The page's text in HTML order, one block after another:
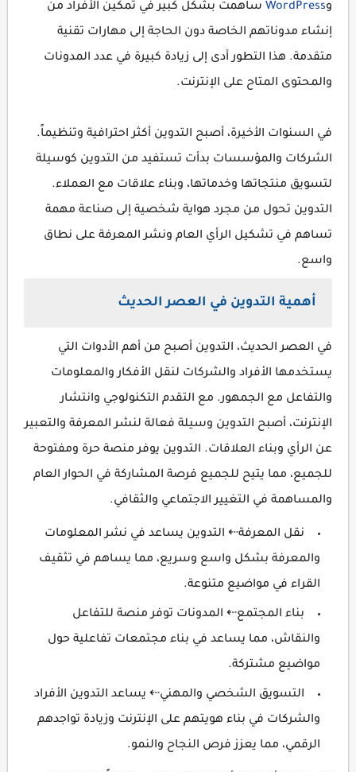
وWordPress ساهمت بشكل كبير في تمكين الأفراد من
إنشاء مدوناتهم الخاصة دون الحاجة إلى مهارات تقنية
متقدمة. هذا التطور أدى إلى زيادة كبيرة في عدد المدونات
والمحتوى المتاح على الإنترنت.
في السنوات الأخيرة، أصبح التدوين أكثر احترافية وتنظيماً.
الشركات والمؤسسات بدأت تستفيد من التدوين كوسيلة
لتسويق منتجاتها وخدماتها، وبناء علاقات مع العملاء.
التدوين تحول من مجرد هواية شخصية إلى صناعة مهمة
تساهم في تشكيل الرأي العام ونشر المعرفة على نطاق
واسع.
أهمية التدوين في العصر الحديث
في العصر الحديث، التدوين أصبح من أهم الأدوات التي
يستخدمها الأفراد والشركات لنقل الأفكار والمعلومات
والتفاعل مع الجمهور. مع التقدم التكنولوجي وانتشار
الإنترنت، أصبح التدوين وسيلة فعالة لنشر المعرفة والتعبير
عن الرأي وبناء العلاقات. التدوين يوفر منصة حرة ومفتوحة
للجميع، مما يتيح للجميع فرصة المشاركة في الحوار العام
والمساهمة في التغيير الاجتماعي والثقافي.
نقل المعرفة⇠ التدوين يساعد في نشر المعلومات
والمعرفة بشكل واسع وسريع، مما يساهم في تثقيف
القراء في مواضيع متنوعة.
بناء المجتمع⇠ المدونات توفر منصة للتفاعل
والنقاش، مما يساعد في بناء مجتمعات تفاعلية حول
مواضيع مشتركة.
التسويق الشخصي والمهني⇠ يساعد التدوين الأفراد
والشركات في بناء هويتهم على الإنترنت وزيادة تواجدهم
الرقمي، مما يعزز فرص النجاح والنمو.